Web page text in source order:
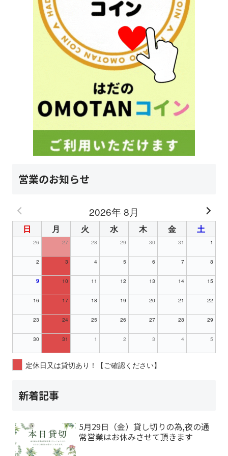
営業のお知らせ
2026年 8月
日 月 火 水 木 金 土
26 27 28 29 30 31 1
2 3 4 5 6 7 8
9 10 11 12 13 14 15
16 17 18 19 20 21 22
23 24 25 26 27 28 29
30 31 1 2 3 4 5
定休日又は貸切あり！【ご確認ください】
新着記事
5月29日（金）貸し切りの為,夜の通
常営業はお休みさせて頂きます